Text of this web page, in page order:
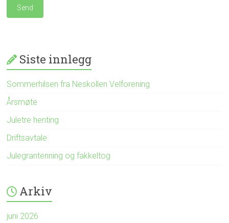
Siste innlegg
Sommerhilsen fra Neskollen Velforening
Årsmøte
Juletre henting
Driftsavtale
Julegrantenning og fakkeltog
Arkiv
juni 2026